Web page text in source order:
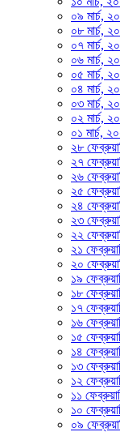
০৯ মার্চ,
০৮ মার্চ,
০৭ মার্চ,
০৬ মার্চ,
০৫ মার্চ,
০৪ মার্চ,
০৩ মার্চ,
০২ মার্চ,
০১ মার্চ,
২৮
২৭
২৬
২৫
২৪
২৩
২২
২১
২০
১৯
১৮
১৭
১৬
১৫
১৪
১৩
১২
১১
১০
০৯